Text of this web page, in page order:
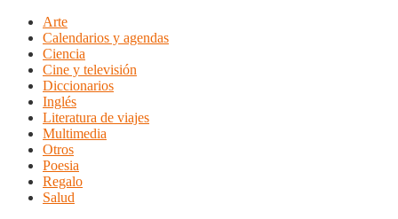
Arte
Calendarios y agendas
Ciencia
Cine y televisión
Diccionarios
Inglés
Literatura de viajes
Multimedia
Otros
Poesia
Regalo
Salud